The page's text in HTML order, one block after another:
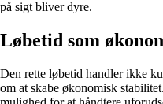
på sigt bliver dyre.
Løbetid som
Den rette løbetid handler ikke
om at skabe økonomisk